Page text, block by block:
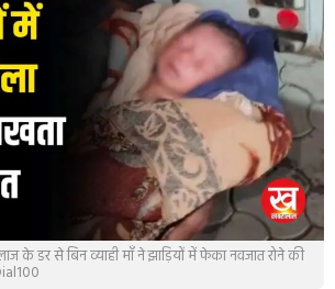
के डर से बिन व्याही माँ ने झाड़ियों में फेका नवजात रोने की